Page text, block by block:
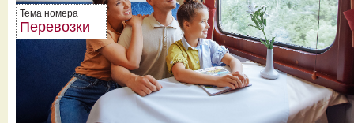
Тема номера
Перевозки